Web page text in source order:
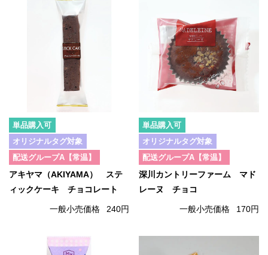
単品購入可
オリジナルタグ対象
配送グループA【常温】
アキヤマ（AKIYAMA） ステ
ィックケーキ チョコレート
一般小売価格 240円
単品購入可
オリジナルタグ対象
配送グループA【常温】
深川カントリーファーム マド
レーヌ チョコ
一般小売価格 170円